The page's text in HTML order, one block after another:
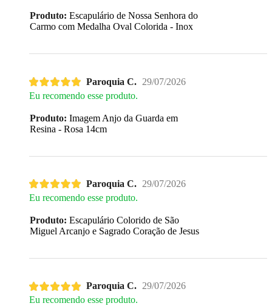
Produto: Escapulário de Nossa Senhora do
Carmo com Medalha Oval Colorida - Inox
Paroquia C. 29/07/2026
Eu recomendo esse produto.
Produto: Imagem Anjo da Guarda em
Resina - Rosa 14cm
Paroquia C. 29/07/2026
Eu recomendo esse produto.
Produto: Escapulário Colorido de São
Miguel Arcanjo e Sagrado Coração de Jesus
Paroquia C. 29/07/2026
Eu recomendo esse produto.